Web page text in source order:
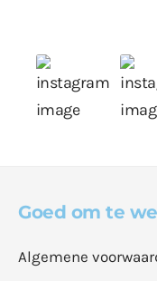
Goed om te
Algemene